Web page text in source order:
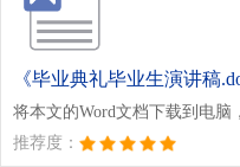
《毕业典礼毕业生演讲稿
将本文的Word文档下载到电脑
推荐度：